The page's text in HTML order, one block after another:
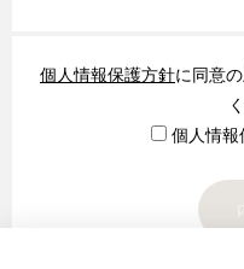
個人情報保護方針に同意
個人情報